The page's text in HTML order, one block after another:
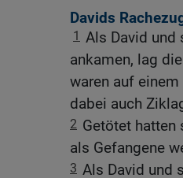
Davids
1 Als David und
ankamen, lag
waren auf
dabei auch
2 Getötet hatten
als Gefangene
3 Als David und